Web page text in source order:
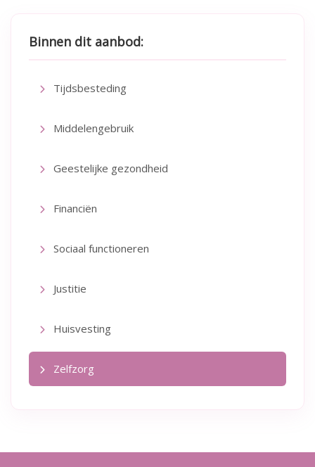
Binnen dit aanbod:
Tijdsbesteding
Middelengebruik
Geestelijke gezondheid
Financiën
Sociaal functioneren
Justitie
Huisvesting
Zelfzorg